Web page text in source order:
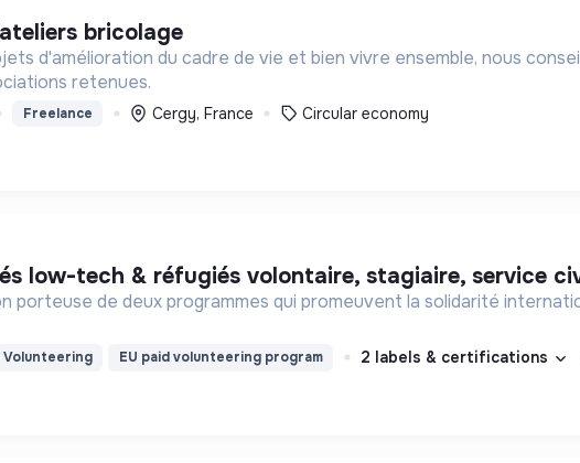
bricolage
d'amélioration du cadre de vie et bien vivre ensemble, nous
retenues.
Freelance Cergy, France Circular economy
low-tech & réfugiés volontaire, stagiaire, service
porteuse de deux programmes qui promeuvent la solidarité
Volunteering EU paid volunteering program 2 labels & certifications